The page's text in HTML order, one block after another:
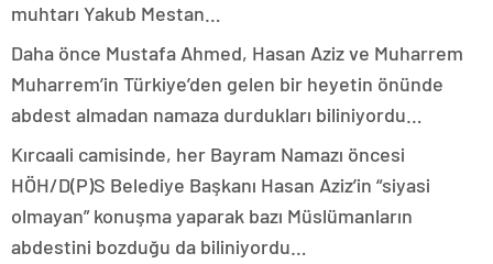
muhtarı Yakub Mestan…
Daha önce Mustafa Ahmed, Hasan Aziz ve Muharrem
Muharrem’in Türkiye’den gelen bir heyetin önünde
abdest almadan namaza durdukları biliniyordu…
Kırcaali camisinde, her Bayram Namazı öncesi
HÖH/D(P)S Belediye Başkanı Hasan Aziz’in “siyasi
olmayan” konuşma yaparak bazı Müslümanların
abdestini bozduğu da biliniyordu…